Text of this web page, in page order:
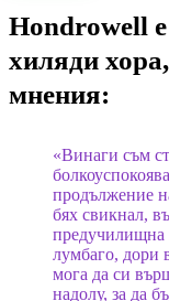
Hondrowell
хиляди
мнения:
«Винаги съм
продължение
бях свикнал,
предучилищна
лумбаго, дори
мога да си
надолу, за да